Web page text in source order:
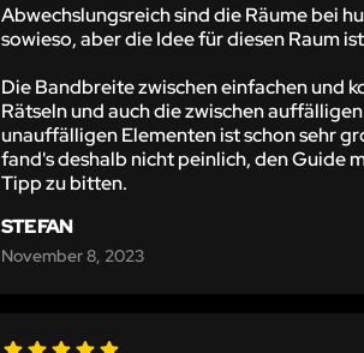
Abwechslungsreich sind die Räume bei
sowieso, aber die Idee für diesen Raum
Die Bandbreite zwischen einfachen und
Rätseln und auch die zwischen
unauffälligen Elementen ist schon sehr
fand's deshalb nicht peinlich, den Guide
Tipp zu bitten.
STEFAN
November 8, 2023